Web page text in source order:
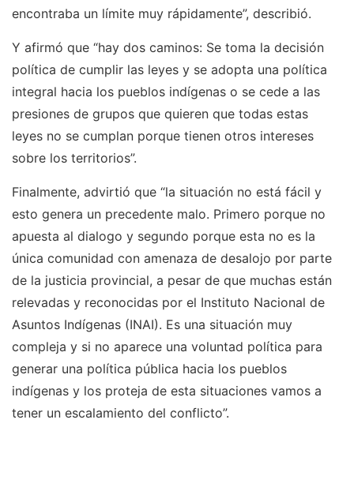
encontraba un límite muy rápidamente”, describió.
Y afirmó que “hay dos caminos: Se toma la decisión
política de cumplir las leyes y se adopta una política
integral hacia los pueblos indígenas o se cede a las
presiones de grupos que quieren que todas estas
leyes no se cumplan porque tienen otros intereses
sobre los territorios”.
Finalmente, advirtió que “la situación no está fácil y
esto genera un precedente malo. Primero porque no
apuesta al dialogo y segundo porque esta no es la
única comunidad con amenaza de desalojo por parte
de la justicia provincial, a pesar de que muchas están
relevadas y reconocidas por el Instituto Nacional de
Asuntos Indígenas (INAI). Es una situación muy
compleja y si no aparece una voluntad política para
generar una política pública hacia los pueblos
indígenas y los proteja de esta situaciones vamos a
tener un escalamiento del conflicto”.